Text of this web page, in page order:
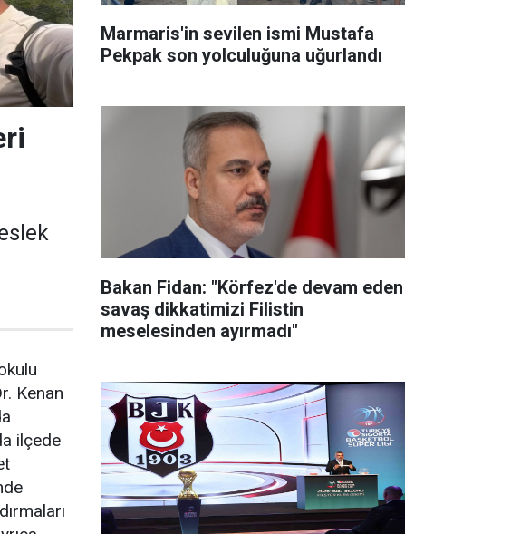
Kenan
ilçede
Marmaris'in sevilen ismi Mustafa
Pekpak son yolculuğuna uğurlandı
Bakan Fidan: "Körfez'de devam eden
savaş dikkatimizi Filistin
meselesinden ayırmadı"